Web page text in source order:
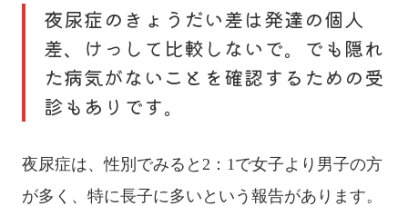
夜尿症のきょうだい差は発達の個人
差、けっして比較しないで。でも隠れ
た病気がないことを確認するための受
診もありです。
夜尿症は、性別でみると2：1で女子より男子の方
が多く、特に長子に多いという報告があります。